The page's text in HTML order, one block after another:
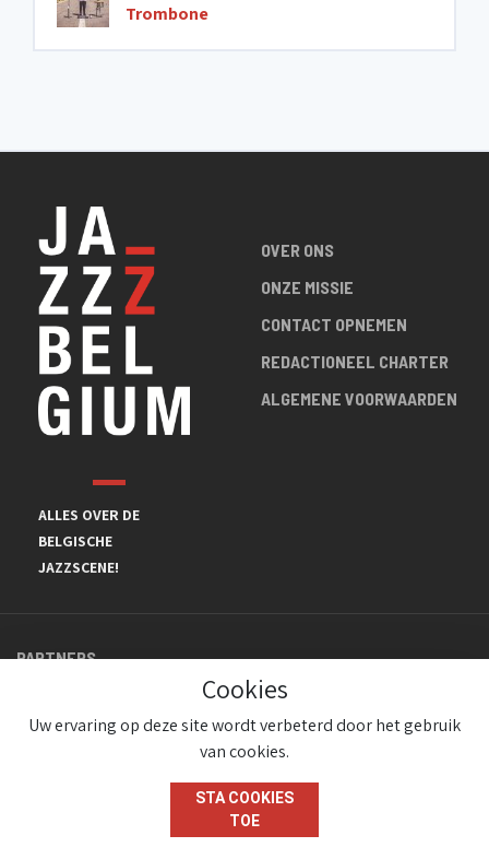
Trombone
ALLES OVER DE
BELGISCHE
JAZZSCENE!
OVER ONS
ONZE MISSIE
CONTACT OPNEMEN
REDACTIONEEL CHARTER
ALGEMENE VOORWAARDEN
PARTNERS
© JazzInBelgium 2026 ( Version 1.1.2)
Cookies
Uw ervaring op deze site wordt verbeterd door het gebruik
van cookies.
STA COOKIES
TOE